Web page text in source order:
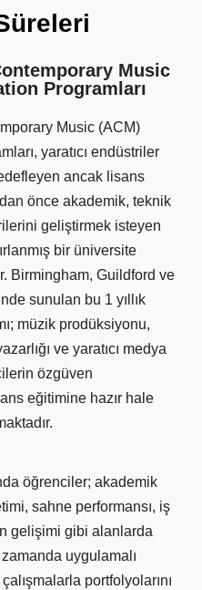
Music
Programları
Music (ACM)
yaratıcı endüstriler
ancak lisans
önce akademik, teknik
geliştirmek isteyen
bir üniversite
Birmingham, Guildford ve
sunulan bu 1 yıllık
müzik prodüksiyonu,
ve yaratıcı medya
özgüven
eğitimine hazır hale
öğrenciler; akademik
sahne performansı, iş
gelişimi gibi alanlarda
uygulamalı
portfolyolarını